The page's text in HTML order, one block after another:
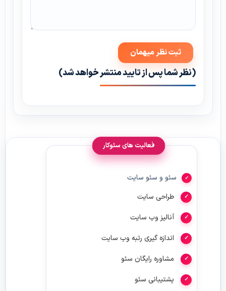
(نظر شما پس از تایید منتشر خواهد شد)
فعالیت های سئوکار
سئو و سئو سایت
طراحی سایت
آنالیز وب سایت
اندازه گیری رتبه وب سایت
مشاوره رایگان سئو
پشتیبانی سئو